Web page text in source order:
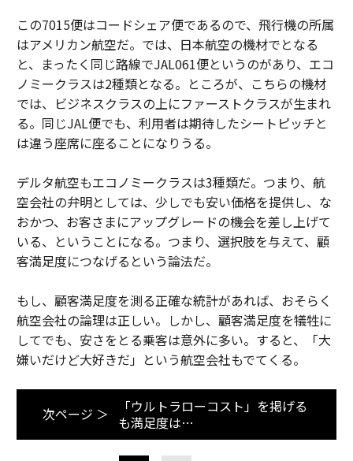
この7015便はコードシェア便であるので、飛行機の所属
はアメリカン航空だ。では、日本航空の機材でとなる
と、まったく同じ路線でJAL061便というのがあり、エコ
ノミークラスは2種類となる。ところが、こちらの機材
では、ビジネスクラスの上にファーストクラスが生まれ
る。同じJAL便でも、利用者は期待したシートピッチと
は違う座席に座ることになりうる。
デルタ航空もエコノミークラスは3種類だ。つまり、航
空会社の弁明としては、少しでも安い価格を提供し、な
おかつ、お客さまにアップグレードの機会を差し上げて
いる、ということになる。つまり、選択肢を与えて、顧
客満足度につなげるという論法だ。
もし、顧客満足度を測る正確な統計があれば、おそらく
航空会社の論理は正しい。しかし、顧客満足度を犠牲に
してでも、安さをとる乗客は意外に多い。すると、「大
嫌いだけど大好きだ」という航空会社もでてくる。
次ページ ＞
「ウルトラローコスト」を掲げる
も満足度は…